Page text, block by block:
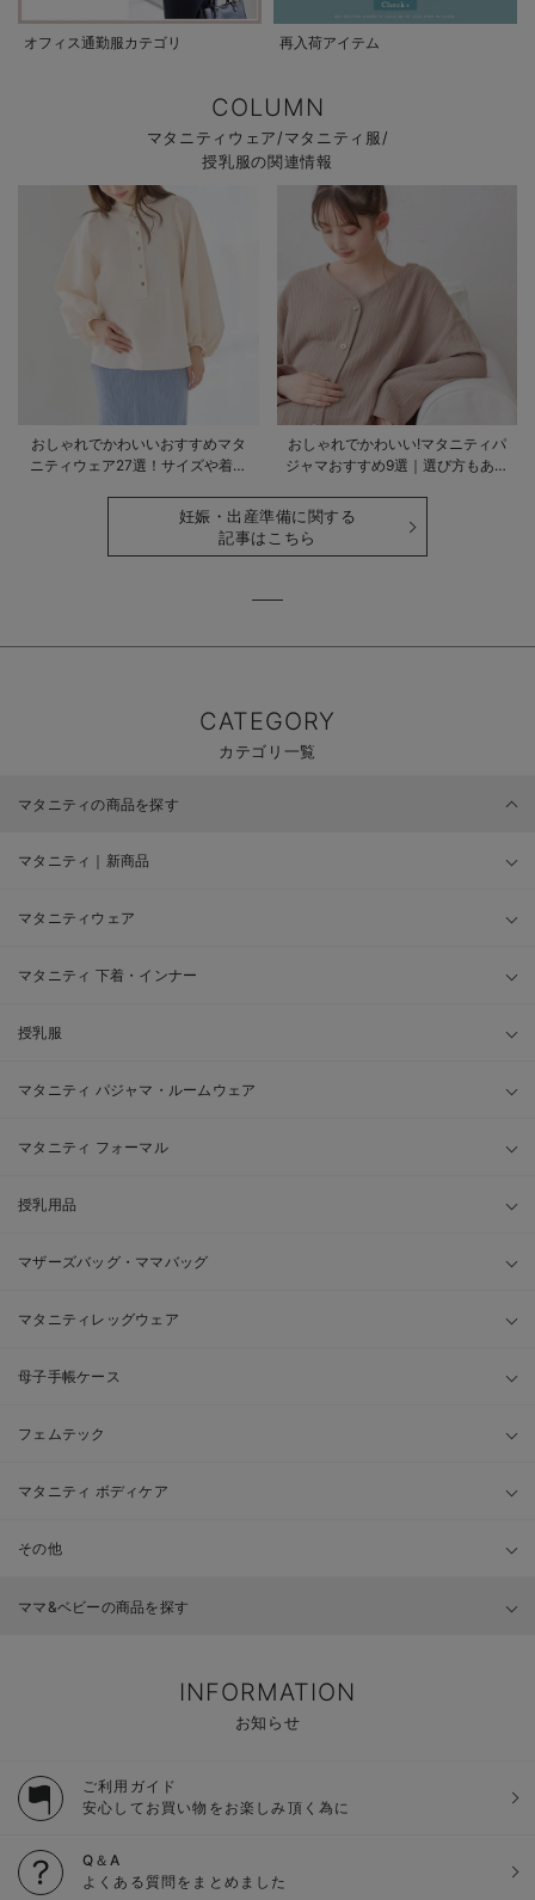
オフィス通勤服カテゴリ 再入荷アイテム
COLUMN
マタニティウェア/マタニティ服/
授乳服の関連情報
おしゃれでかわいいおすすめマタ
ニティウェア27選！サイズや着る
おしゃれでかわいい!マタニティパ
ジャマおすすめ9選｜選び方もあわ
妊娠・出産準備に関する
記事はこちら
CATEGORY
カテゴリ一覧
マタニティの商品を探す
マタニティ｜新商品
マタニティウェア
マタニティ 下着・インナー
授乳服
マタニティ パジャマ・ルームウェア
マタニティ フォーマル
授乳用品
マザーズバッグ・ママバッグ
マタニティレッグウェア
母子手帳ケース
フェムテック
マタニティ ボディケア
その他
ママ&ベビーの商品を探す
INFORMATION
お知らせ
ご利用ガイド
安心してお買い物をお楽しみ頂く為に
Q＆A
よくある質問をまとめました